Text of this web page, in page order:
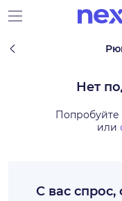
Нет
Попробуйте
или
С вас